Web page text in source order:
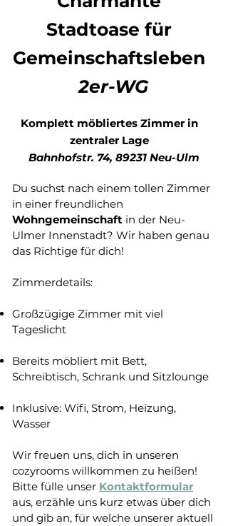
Stadtoase für
Gemeinschaftsleben
2er-WG
Komplett möbliertes Zimmer in
zentraler Lage
Bahnhofstr. 74, 89231 Neu-Ulm
Du suchst nach einem tollen Zimmer
in einer freundlichen
Wohngemeinschaft in der Neu-
Ulmer Innenstadt? Wir haben genau
das Richtige für dich!
Zimmerdetails:
Großzügige Zimmer mit viel
Tageslicht
Bereits möbliert mit Bett,
Schreibtisch, Schrank und Sitzlounge
Inklusive: Wifi, Strom, Heizung,
Wasser
Wir freuen uns, dich in unseren
cozyrooms willkommen zu heißen!
Bitte fülle unser Kontaktformular
aus, erzähle uns kurz etwas über dich
und gib an, für welche unserer aktuell